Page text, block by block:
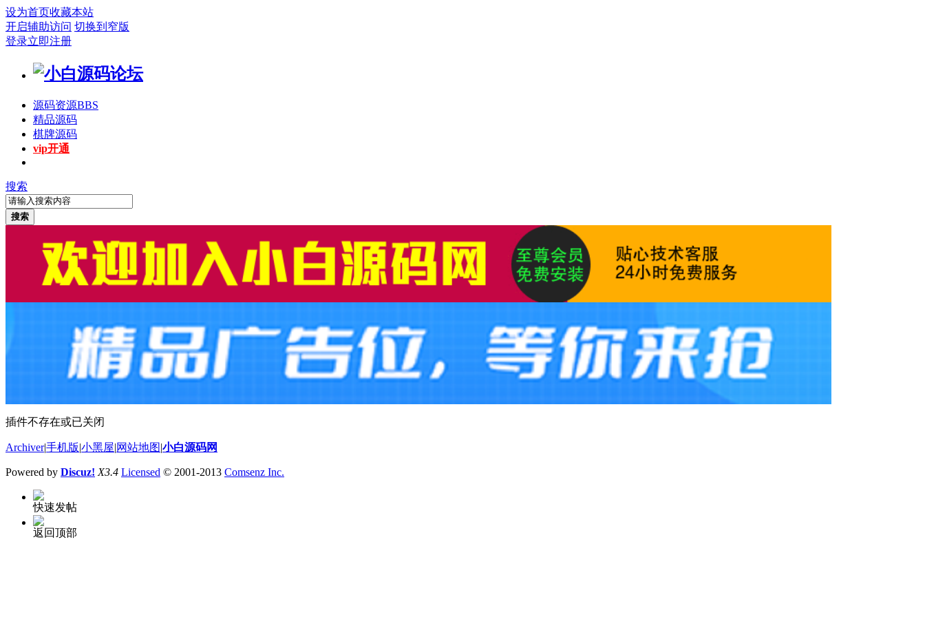
设为首页收藏本站
开启辅助访问 切换到窄版
登录立即注册
源码资源BBS
精品源码
棋牌源码
vip开通
搜索
搜索
插件不存在或已关闭
Archiver|手机版 小黑屋 网站地图 小白源码网
Powered by Discuz! X3.4 Licensed © 2001-2013 Comsenz Inc.
快速发帖
返回顶部